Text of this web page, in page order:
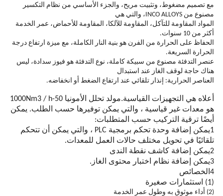
مع تصميم مضغوط، وتثبيت مريح، والجزء الأساسي من نظام التكسير
مصنوع من INCO ALLOYS، والتي هي
المواد المقاومة للتآكل، المقاومة للآلكا، المقاومة للأحماض، عمر الخدمة
أكثر من 10 سنوات.
الحفاظ على الحرارة من الفرن هو بنية النار الكاملة، مع ميزة ارتفاع درجة
الحرارة السريعة.
عنصر التدفئة مصنوع من سبيكة كاملة، نوع التدفئة هو فيوز سدادة، ليس
هناك حاجة لوقف الغاز عند استبدال
العناصر الحرارية: إنذار تلقائي عند ارتفاع الضغط أو انخفاضه.
أعلاه هي التجهيزات القياسية.
مولد تحلل الأمونيا 50-1000Nm3 / h
هو معدات غير قياسية ، والتي يمكن توفيرها حسب الطلب. يمكن
أيضًا ترقية التركيب حسب المتطلبات:
1يمكن إضافة وحدة تحكم برمجية PLC ، والتي يمكن أن تتحكم
تلقائيًا في تحويل مختلف حالات العمل للمعدات.
2يمكن إضافة كاشف نقطة الندى
3يمكن إضافة نظام اختبار محتوى الغاز.
4الخصائص
(1) استثمارات صغيرة
(2) أداء موثوق به وطول عمر الخدمة